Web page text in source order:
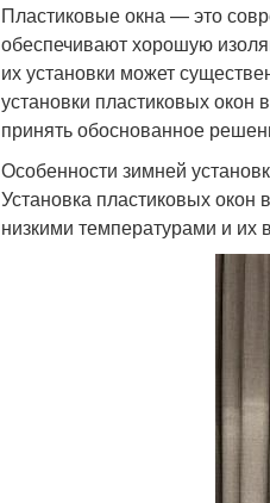
Пластиковые окна — это
обеспечивают хорошую
их установки может
установки пластиковых
принять обоснованное
Особенности зимней
Установка пластиковых
низкими температурами и